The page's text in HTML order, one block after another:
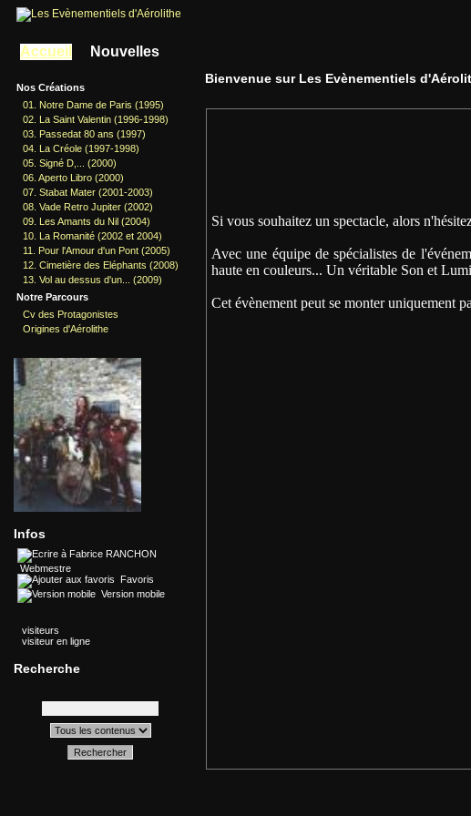
Accueil Nouvelles
Nos Créations
01. Notre Dame de Paris (1995)
02. La Saint Valentin (1996-1998)
03. Passedat 80 ans (1997)
04. La Créole (1997-1998)
05. Signé D,... (2000)
06. Aperto Libro (2000)
07. Stabat Mater (2001-2003)
08. Vade Retro Jupiter (2002)
09. Les Amants du Nil (2004)
10. La Romanité (2002 et 2004)
11. Pour l'Amour d'un Pont (2005)
12. Cimetière des Eléphants (2008)
13. Vol au dessus d'un... (2009)
Notre Parcours
Cv des Protagonistes
Origines d'Aérolithe
Infos
Webmestre
Favoris
Version mobile
visiteurs
visiteur en ligne
Recherche
Rechercher
Bienvenue sur Les Evènementiels
Si vous souhaitez un spectacle, alors
Avec une équipe de spécialistes de
haute en couleurs... Un véritable Son et
Cet évènement peut se monter uniquement